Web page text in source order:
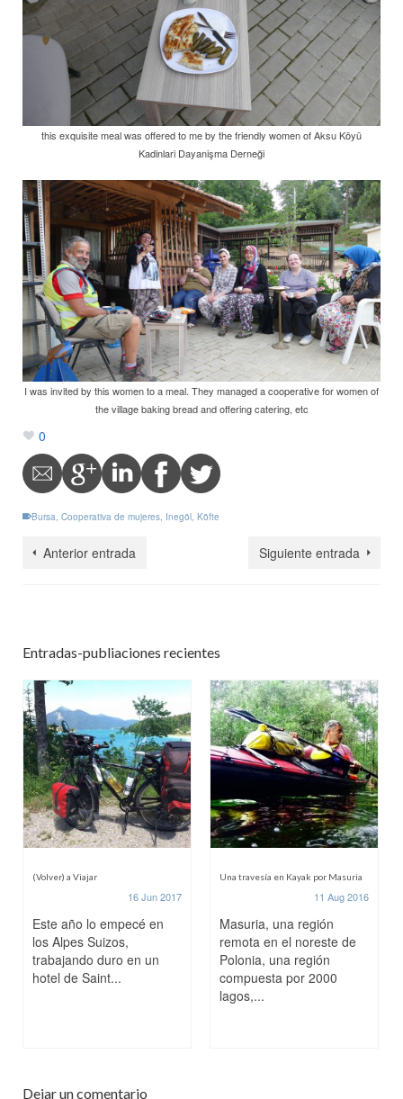
this exquisite meal was offered to me by the friendly women of Aksu Köyü
Kadinlari Dayanişma Derneği
I was invited by this women to a meal. They managed a cooperative for women of
the village baking bread and offering catering, etc
0
Bursa Cooperativa de mujeres Inegöl Köfte
Anterior entrada Siguiente entrada
Entradas-publiaciones recientes
(Volver) a Viajar
16 Jun 2017
Este año lo empecé en
los Alpes Suizos,
trabajando duro en un
hotel de Saint...
Una travesía en Kayak por Masuria
11 Aug 2016
Masuria, una región
remota en el noreste de
Polonia, una región
compuesta por 2000
lagos,...
Dejar un comentario